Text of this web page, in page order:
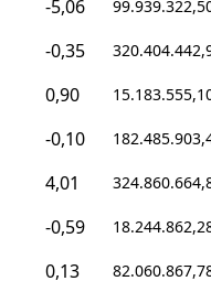
-5,06
-0,35
0,90
-0,10
4,01
-0,59
0,13